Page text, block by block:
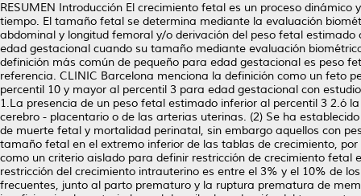
RESUMEN Introducción El crecimiento fetal es un proceso
tiempo. El tamaño fetal se determina mediante la evaluación
abdominal y longitud femoral y/o derivación del peso fetal
edad gestacional cuando su tamaño mediante evaluación
definición más común de pequeño para edad gestacional es peso
referencia. CLINIC Barcelona menciona la definición como un feto
percentil 10 y mayor al percentil 3 para edad gestacional con
1.La presencia de un peso fetal estimado inferior al percentil 3 2.ó
cerebro - placentario o de las arterias uterinas. (2) Se ha
de muerte fetal y mortalidad perinatal, sin embargo aquellos con
tamaño fetal en el extremo inferior de las tablas de crecimiento,
como un criterio aislado para definir restricción de crecimiento
restricción del crecimiento intrauterino es entre el 3% y el 10% de
frecuentes, junto al parto prematuro y la ruptura prematura de